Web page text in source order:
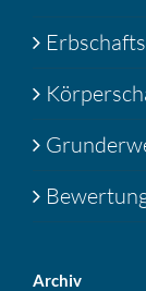
Archiv